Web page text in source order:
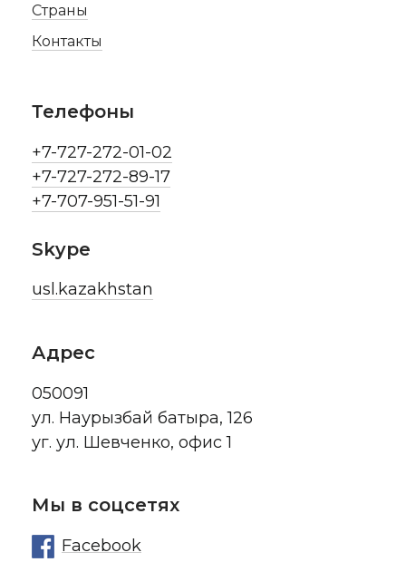
Мы в соцсетях
Facebook
Адрес
050091
ул. Наурызбай батыра, 126
уг. ул. Шевченко, офис 1
Телефоны
+7-727-272-01-02
+7-727-272-89-17
+7-707-951-51-91
Skype
usl.kazakhstan
Страны
Контакты